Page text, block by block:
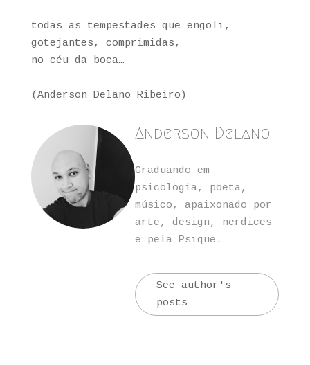
todas as tempestades que engoli,
gotejantes, comprimidas,
no céu da boca…
(Anderson Delano Ribeiro)
Anderson Delano
Graduando em
psicologia, poeta,
músico, apaixonado por
arte, design, nerdices
e pela Psique.
See author's
posts